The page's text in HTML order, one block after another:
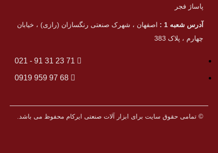
پاساژ فجر
آدرس شعبه 1 :
اصفهان ، شهرک صنعتی رنگسازان (رازی) ، خیابان
چهارم ، پلاک 383
71 23 31 91 - 021
68 97 959 0919
© تمامی حقوق سایت برای ابزار آلات صنعتی ایرکام محفوظ می باشد.